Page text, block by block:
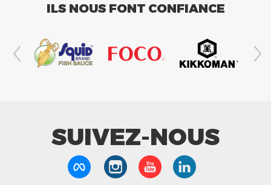
ILS NOUS FONT CONFIANCE
SUIVEZ-NOUS